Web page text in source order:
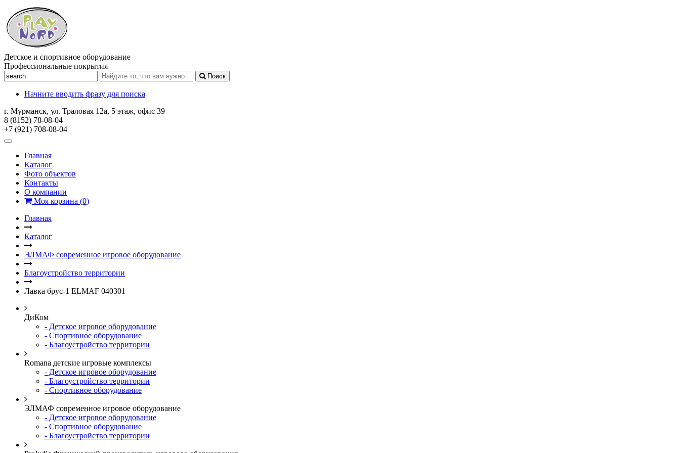
Детское и спортивное оборудование
Профессиональные покрытия
Поиск
Начните вводить фразу для поиска
г. Мурманск, ул. Траловая 12а, 5 этаж, офис 39
8 (8152) 78-08-04
+7 (921) 708-08-04
Главная
Каталог
Фото объектов
Контакты
О компании
Моя корзина (0)
Главная
Каталог
ЭЛМАФ современное игровое оборудование
Благоустройство территории
Лавка брус-1 ELMAF 040301
ДиКом
- Детское игровое оборудование
- Спортивное оборудование
- Благоустройство территории
Romana детские игровые комплексы
- Детское игровое оборудование
- Благоустройство территории
- Спортивное оборудование
ЭЛМАФ современное игровое оборудование
- Детское игровое оборудование
- Спортивное оборудование
- Благоустройство территории